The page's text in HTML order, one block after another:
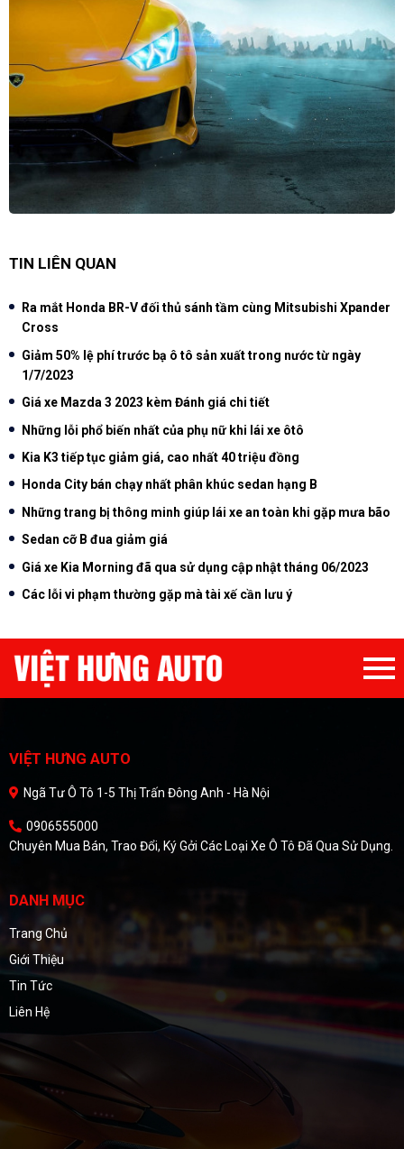
TIN LIÊN QUAN
Ra mắt Honda BR-V đối thủ sánh tầm cùng Mitsubishi Xpander
Cross
Giảm 50% lệ phí trước bạ ô tô sản xuất trong nước từ ngày
1/7/2023
Giá xe Mazda 3 2023 kèm Đánh giá chi tiết
Những lỗi phổ biến nhất của phụ nữ khi lái xe ôtô
Kia K3 tiếp tục giảm giá, cao nhất 40 triệu đồng
Honda City bán chạy nhất phân khúc sedan hạng B
Những trang bị thông minh giúp lái xe an toàn khi gặp mưa bão
Sedan cỡ B đua giảm giá
Giá xe Kia Morning đã qua sử dụng cập nhật tháng 06/2023
Các lỗi vi phạm thường gặp mà tài xế cần lưu ý
VIỆT HƯNG AUTO
Ngã Tư Ô Tô 1-5 Thị Trấn Đông Anh - Hà Nội
0906555000
Chuyên Mua Bán, Trao Đổi, Ký Gởi Các Loại Xe Ô Tô Đã Qua Sử Dụng.
DANH MỤC
Trang Chủ
Giới Thiệu
Tin Tức
Liên Hệ